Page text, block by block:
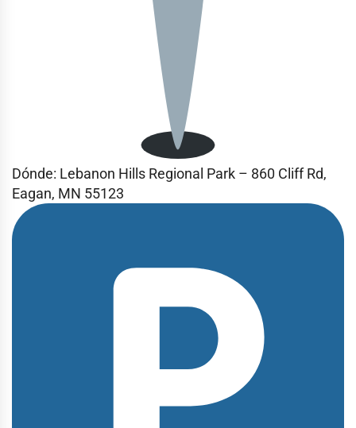
Dónde: Lebanon Hills Regional Park – 860 Cliff Rd,
Eagan, MN 55123